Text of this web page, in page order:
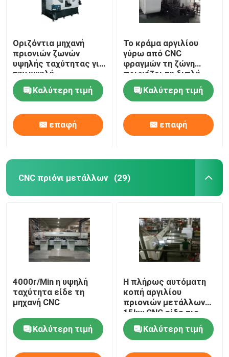
Οριζόντια μηχανή
πριονιών ζωνών
υψηλής ταχύτητας για
την υψηλή
αποδοτικότητα
πλινθωμάτων
αργιλίου
Καλύτερη τιμή
επαφή
Το κράμα αργιλίου
γύρω από CNC
φραγμών τη ζώνη
πριονίζει τη διπλή
δομή hd-400NC
στηλώνΚαλύτερη τιμή
επαφή
CNC πριόνι μετάλλων (29)
4000r/Min η υψηλή
ταχύτητα είδε τη
μηχανή CNC
Καλύτερη τιμή
Η πλήρως αυτόματη
κοπή αργιλίου
πριονιών μετάλλων
15kw CNC είδε τις
μηχανές 4000r/min
Καλύτερη τιμή